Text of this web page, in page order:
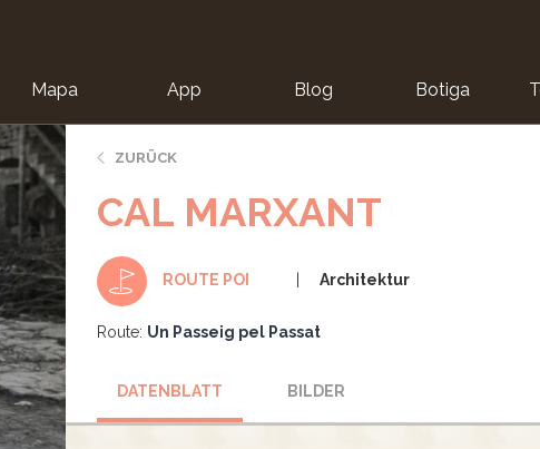
Mapa App Blog Botiga
ZURÜCK
CAL MARXANT
ROUTE POI Architektur
Route: Un Passeig pel Passat
DATENBLATT BILDER